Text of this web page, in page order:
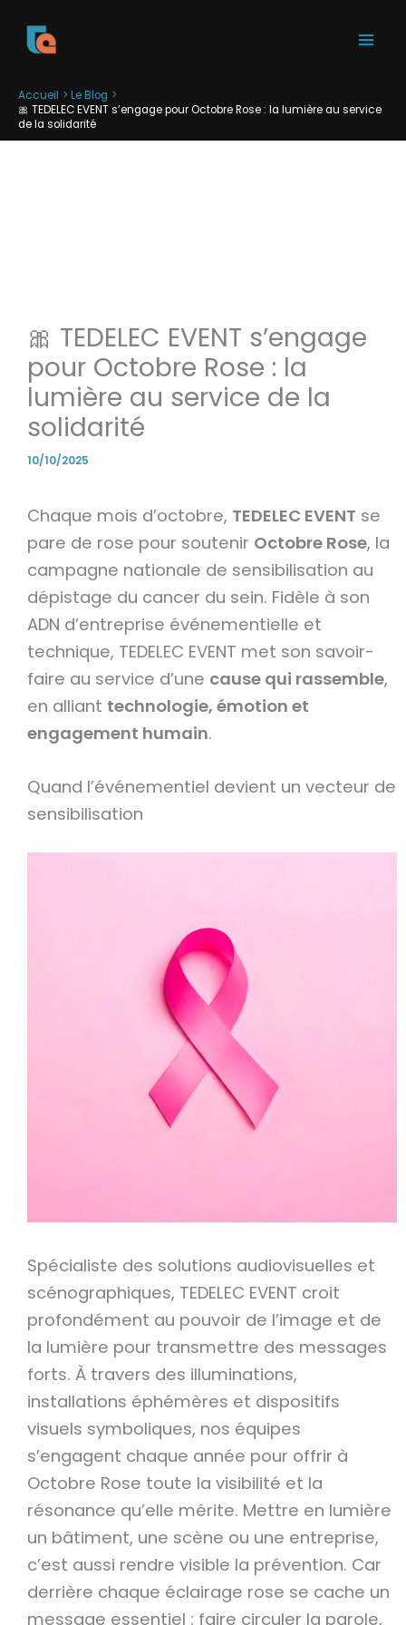
Accueil
Le Blog
🎀 TEDELEC EVENT s’engage pour Octobre Rose : la lumière au service
de la solidarité
🎀 TEDELEC EVENT s’engage
pour Octobre Rose : la
lumière au service de la
solidarité
10/10/2025
Chaque mois d’octobre, TEDELEC EVENT se
pare de rose pour soutenir Octobre Rose, la
campagne nationale de sensibilisation au
dépistage du cancer du sein. Fidèle à son
ADN d’entreprise événementielle et
technique, TEDELEC EVENT met son savoir-
faire au service d’une cause qui rassemble,
en alliant technologie, émotion et
engagement humain.
Quand l’événementiel devient un vecteur de
sensibilisation
Spécialiste des solutions audiovisuelles et
scénographiques, TEDELEC EVENT croit
profondément au pouvoir de l’image et de
la lumière pour transmettre des messages
forts. À travers des illuminations,
installations éphémères et dispositifs
visuels symboliques, nos équipes
s’engagent chaque année pour offrir à
Octobre Rose toute la visibilité et la
résonance qu’elle mérite. Mettre en lumière
un bâtiment, une scène ou une entreprise,
c’est aussi rendre visible la prévention. Car
derrière chaque éclairage rose se cache un
message essentiel : faire circuler la parole,